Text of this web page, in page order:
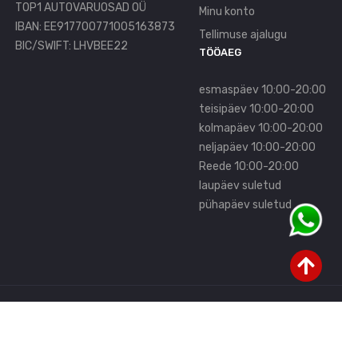
TOP1 AUTOVARUOSAD OÜ
IBAN: EE917700771005163873
BIC/SWIFT: LHVBEE22
Minu konto
Tellimuse ajalugu
TÖÖAEG
esmaspäev 10:00-20:00
teisipäev 10:00-20:00
kolmapäev 10:00-20:00
neljapäev 10:00-20:00
Reede 10:00-20:00
laupäev suletud
pühapäev suletud